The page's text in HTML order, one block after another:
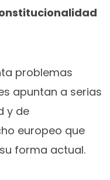
problemas
apuntan a serias
y de
europeo que
forma actual.